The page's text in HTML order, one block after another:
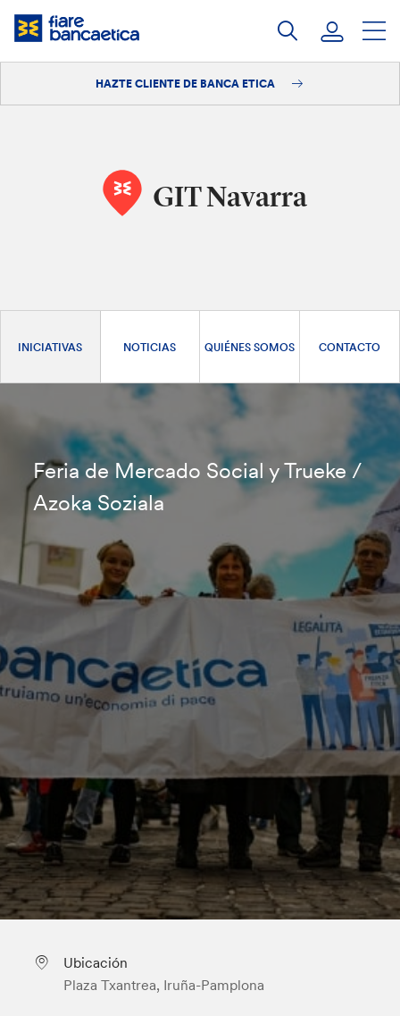
Saltar
HAZTE CLIENTE DE BANCA ETICA
GIT Navarra
INICIATIVAS NOTICIAS QUIÉNES SOMOS CONTACTO
Feria de Mercado Social y Trueke /
Azoka Soziala
Ubicación
Plaza Txantrea, Iruña-Pamplona